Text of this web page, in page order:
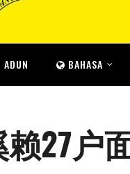
ADUN BAHASA
27户